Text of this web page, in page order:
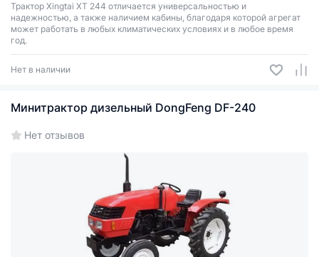
Трактор Xingtai XT 244 отличается универсальностью и
надежностью, а также наличием кабины, благодаря которой агрегат
может работать в любых климатических условиях и в любое время
год.
Нет в наличии
Минитрактор дизельный DongFeng DF-240
Нет отзывов